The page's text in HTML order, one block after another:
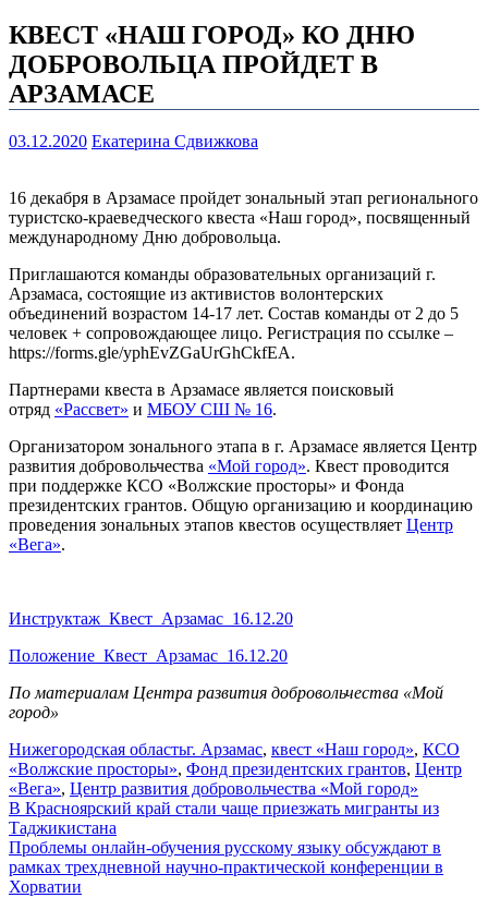
КВЕСТ «НАШ ГОРОД» КО ДНЮ
ДОБРОВОЛЬЦА ПРОЙДЕТ В
АРЗАМАСЕ
03.12.2020 Екатерина Сдвижкова
16 декабря в Арзамасе пройдет зональный этап регионального
туристско-краеведческого квеста «Наш город», посвященный
международному Дню добровольца.
Приглашаются команды образовательных организаций г.
Арзамаса, состоящие из активистов волонтерских
объединений возрастом 14-17 лет. Состав команды от 2 до 5
человек + сопровождающее лицо. Регистрация по ссылке –
https://forms.gle/yphEvZGaUrGhCkfEA.
Партнерами квеста в Арзамасе является поисковый
отряд «Рассвет» и МБОУ СШ № 16.
Организатором зонального этапа в г. Арзамасе является Центр
развития добровольчества «Мой город». Квест проводится
при поддержке КСО «Волжские просторы» и Фонда
президентских грантов. Общую организацию и координацию
проведения зональных этапов квестов осуществляет Центр
«Вега».
Инструктаж_Квест_Арзамас_16.12.20
Положение_Квест_Арзамас_16.12.20
По материалам Центра развития добровольчества «Мой
город»
Нижегородская областьг. Арзамас, квест «Наш город», КСО
«Волжские просторы», Фонд президентских грантов, Центр
«Вега», Центр развития добровольчества «Мой город»
Навигация
по
записям
В Красноярский край стали чаще приезжать мигранты из
Таджикистана
Проблемы онлайн-обучения русскому языку обсуждают в
рамках трехдневной научно-практической конференции в
Хорватии